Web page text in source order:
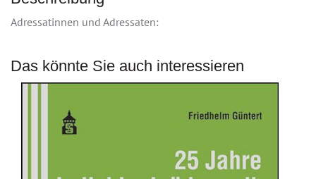
Adressatinnen und Adressaten:
Das könnte Sie auch interessieren